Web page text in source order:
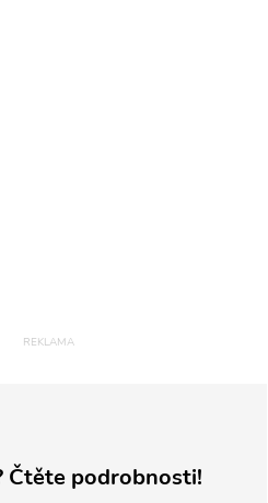
Čtěte podrobnosti!